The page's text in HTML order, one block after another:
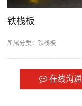
铁栈板
所属分类： 铁栈板
在线沟通